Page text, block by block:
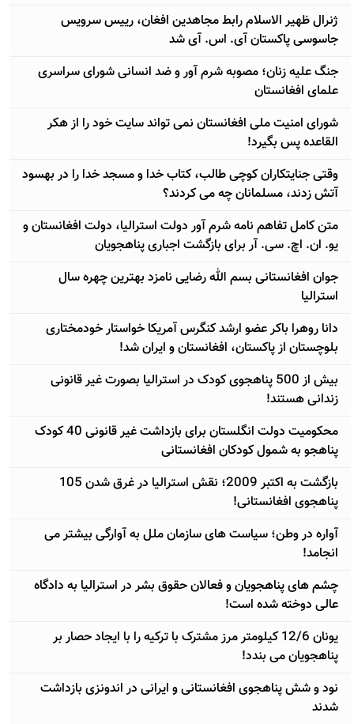
ژنرال ظھیر الاسلام رابط مجاهدین افغان، رییس سرویس
جاسوسی پاکستان آی. اس. آی شد
جنگ علیه زنان؛ مصوبه شرم آور و ضد انسانی شورای سراسری
علمای افغانستان
شورای امنیت ملی افغانستان نمی تواند سایت خود را از هکر
القاعده پس بگیرد!
وقتی جنایتکاران کوچی طالب، کتاب خدا و مسجد خدا را در بهسود
آتش زدند، مسلمانان چه می کردند؟
متن کامل تفاهم نامه شرم آور دولت استرالیا، دولت افغانستان و
یو. ان. اچ. سی. آر برای بازگشت اجباری پناهجویان
جوان افغانستانی بسم الله رضایی نامزد بهترین چهره سال
استرالیا
دانا روهرا باکر عضو ارشد کنگرس آمریکا خواستار خودمختاری
بلوچستان از پاکستان، افغانستان و ایران شد!
بیش از 500 پناهجوی کودک در استرالیا بصورت غیر قانونی
زندانی هستند!
محکومیت دولت انگلستان برای بازداشت غیر قانونی 40 کودک
پناهجو به شمول کودکان افغانستانی
بازگشت به اکتبر 2009؛ نقش استرالیا در غرق شدن 105
پناهجوی افغانستانی!
آواره در وطن؛ سیاست های سازمان ملل به آوارگی بیشتر می
انجامد!
چشم های پناهجویان و فعالان حقوق بشر در استرالیا به دادگاه
عالی دوخته شده است!
یونان 12/6 کیلومتر مرز مشترک با ترکیه را با ایجاد حصار بر
پناهجویان می بندد!
نود و شش پناهجوی افغانستانی و ایرانی در اندونزی بازداشت
شدند